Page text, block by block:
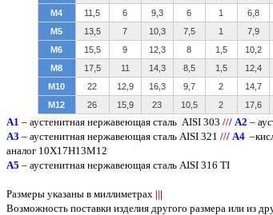
М4
11,5 6 9,3 6 1 6,8
М5
13,5 7 10,3 7,5 1 7,9
М6
15,5 9 12,3 8 1,5 10,2
М8
17,5 11 14,3 8,5 1,5 12,4
М10
22 12,9 16,3 9,7 2 14,7
М12
26 15,9 23 10,5 2 17,6
A1 – аустенитная нержавеющая сталь AISI 303 /// А2 –
А3 – аустенитная нержавеющая сталь AISI 321 /// А4
аналог 10Х17Н13М12
А5 – аустенитная нержавеющая сталь AISI 316 TI
Размеры указаны в миллиметрах |||
Возможность поставки изделия другого размера или из